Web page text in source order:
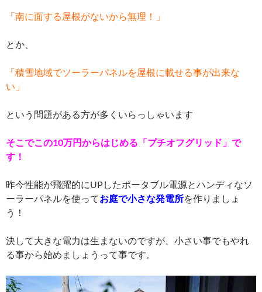
「南に面する屋根がないから無理！」
とか、
「積雪地域でソーラーパネルを屋根に載せる事が出来な
い」
という問題がある方が多くいらっしゃいます
そこでこの10万円からはじめる「プチオフグリッド」で
す！
昨今性能が飛躍的にUPしたポータブル電源とハンディなソ
ーラーパネルを使ってお庭で小さな発電所を作りましょ
う！
決して大きな電力は生まないのですが、小さい事でもやれ
る事から始めましょうって事です。